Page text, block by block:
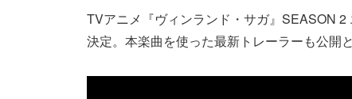
TVアニメ『ヴィンランド・サガ』SEASON
決定。本楽曲を使った最新トレーラーも公開と